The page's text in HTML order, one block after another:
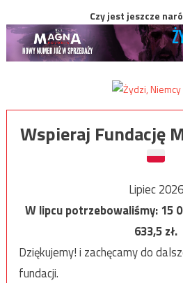
Czy jest jeszcze
Wspieraj Fundację
Lipiec 2026
W lipcu potrzebowaliśmy:15
633,5zł.
Dziękujemy! i zachęcamy do
fundacji.